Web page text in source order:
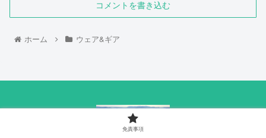
コメントを書き込む
ホーム ウェア&ギア
免責事項